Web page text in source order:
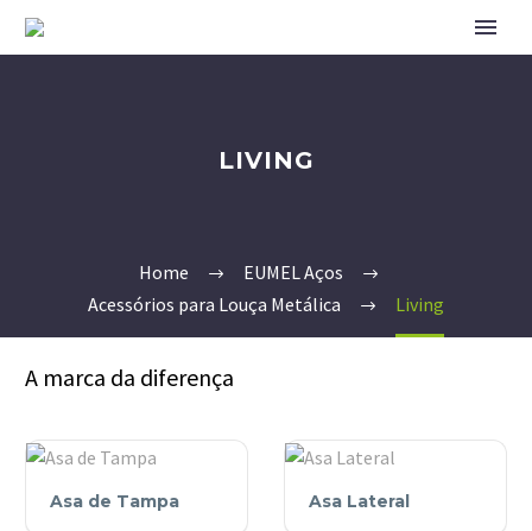
LIVING
Home
EUMEL Aços
Acessórios para Louça Metálica
Living
A marca da diferença
Asa de Tampa
Lateral
Asa Lateral